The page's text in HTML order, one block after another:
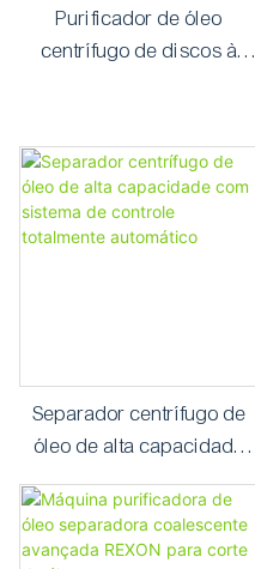
Purificador de óleo
centrífugo de discos à
Separador centrífugo de
óleo de alta capacidade
com sistema de controle
totalmente automático